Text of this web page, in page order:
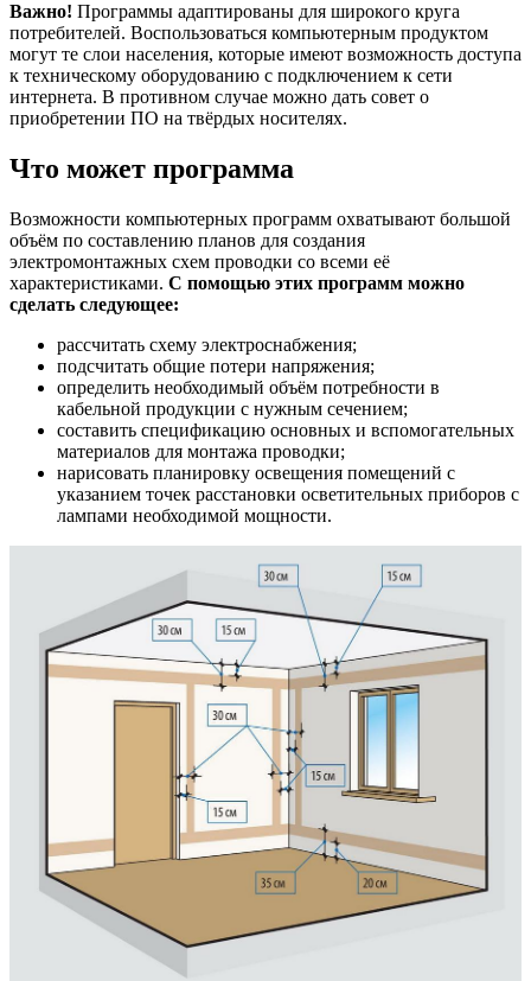
Важно! Программы адаптированы для широкого круга
потребителей. Воспользоваться компьютерным продуктом
могут те слои населения, которые имеют возможность доступа
к техническому оборудованию с подключением к сети
интернета. В противном случае можно дать совет о
приобретении ПО на твёрдых носителях.
Что может программа
Возможности компьютерных программ охватывают большой
объём по составлению планов для создания
электромонтажных схем проводки со всеми её
характеристиками. С помощью этих программ можно
сделать следующее:
рассчитать схему электроснабжения;
подсчитать общие потери напряжения;
определить необходимый объём потребности в
кабельной продукции с нужным сечением;
составить спецификацию основных и вспомогательных
материалов для монтажа проводки;
нарисовать планировку освещения помещений с
указанием точек расстановки осветительных приборов с
лампами необходимой мощности.